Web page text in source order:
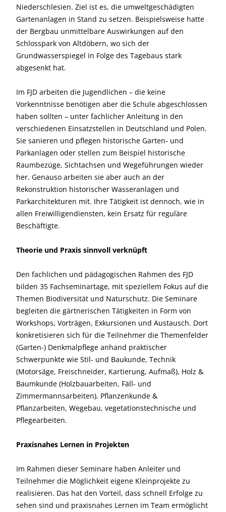
Niederschlesien. Ziel ist es, die umweltgeschädigten
Gartenanlagen in Stand zu setzen. Beispielsweise hatte
der Bergbau unmittelbare Auswirkungen auf den
Schlosspark von Altdöbern, wo sich der
Grundwasserspiegel in Folge des Tagebaus stark
abgesenkt hat.
Im FJD arbeiten die Jugendlichen – die keine
Vorkenntnisse benötigen aber die Schule abgeschlossen
haben sollten – unter fachlicher Anleitung in den
verschiedenen Einsatzstellen in Deutschland und Polen.
Sie sanieren und pflegen historische Garten‐ und
Parkanlagen oder stellen zum Beispiel historische
Raumbezüge, Sichtachsen und Wegeführungen wieder
her. Genauso arbeiten sie aber auch an der
Rekonstruktion historischer Wasseranlagen und
Parkarchitekturen mit. Ihre Tätigkeit ist dennoch, wie in
allen Freiwilligendiensten, kein Ersatz für reguläre
Beschäftigte.
Theorie und Praxis sinnvoll verknüpft
Den fachlichen und pädagogischen Rahmen des FJD
bilden 35 Fachseminartage, mit speziellem Fokus auf die
Themen Biodiversität und Naturschutz. Die Seminare
begleiten die gärtnerischen Tätigkeiten in Form von
Workshops, Vorträgen, Exkursionen und Austausch. Dort
konkretisieren sich für die Teilnehmer die Themenfelder
(Garten-) Denkmalpflege anhand praktischer
Schwerpunkte wie Stil‐ und Baukunde, Technik
(Motorsäge, Freischneider, Kartierung, Aufmaß), Holz &
Baumkunde (Holzbauarbeiten, Fäll‐ und
Zimmermannsarbeiten), Pflanzenkunde &
Pflanzarbeiten, Wegebau, vegetationstechnische und
Pflegearbeiten.
Praxisnahes Lernen in Projekten
Im Rahmen dieser Seminare haben Anleiter und
Teilnehmer die Möglichkeit eigene Kleinprojekte zu
realisieren. Das hat den Vorteil, dass schnell Erfolge zu
sehen sind und praxisnahes Lernen im Team ermöglicht